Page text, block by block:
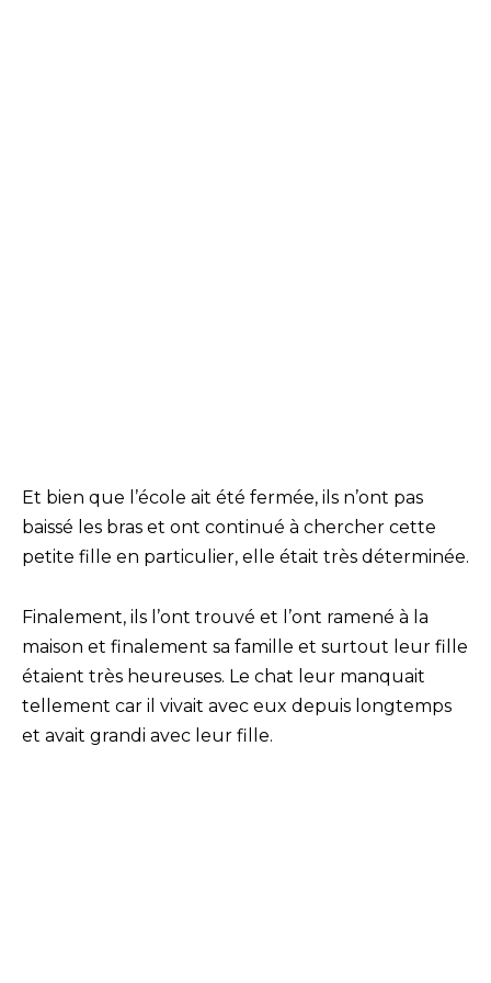
Et bien que l’école ait été fermée, ils n’ont pas
baissé les bras et ont continué à chercher cette
petite fille en particulier, elle était très déterminée.
Finalement, ils l’ont trouvé et l’ont ramené à la
maison et finalement sa famille et surtout leur fille
étaient très heureuses. Le chat leur manquait
tellement car il vivait avec eux depuis longtemps
et avait grandi avec leur fille.